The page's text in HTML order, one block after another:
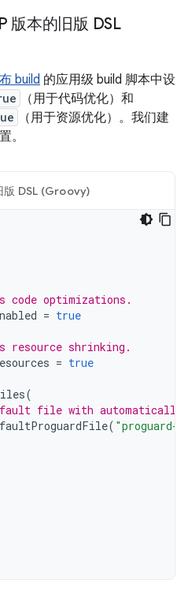
版本的旧版 DSL
build 的应用级 build 脚本中设
（用于代码优化）和
（用于资源优化）。我们建
。
版 DSL (Groovy)
code optimizations.
= true
resource shrinking.
= true
(
file with automatically
( "proguard-